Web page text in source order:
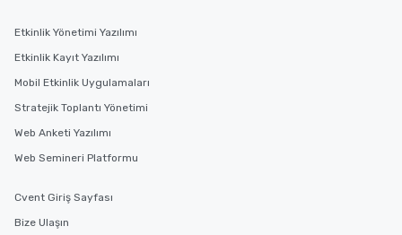
Etkinlik Yönetimi Yazılımı
Etkinlik Kayıt Yazılımı
Mobil Etkinlik Uygulamaları
Stratejik Toplantı Yönetimi
Web Anketi Yazılımı
Web Semineri Platformu
Cvent Giriş Sayfası
Bize Ulaşın